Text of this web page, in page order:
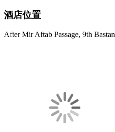
酒店位置
After Mir Aftab Passage, 9th